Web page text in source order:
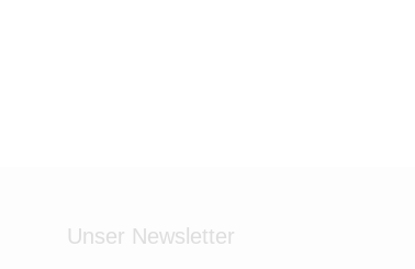
Unser Newsletter